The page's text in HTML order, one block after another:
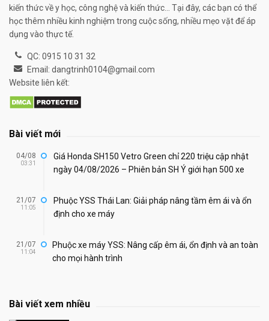
kiến thức về y học, công nghệ và kiến thức... Tại đây, các bạn có thể
học thêm nhiều kinh nghiệm trong cuộc sống, nhiều mẹo vặt để áp
dụng vào thực tế.
QC: 0915 10 31 32
Email: dangtrinh0104@gmail.com
Website liên kết:
Bài viết mới
04/08
03:31
Giá Honda SH150 Vetro Green chỉ 220 triệu cập nhật
ngày 04/08/2026 – Phiên bản SH Ý giới hạn 500 xe
21/07
11:05
Phuộc YSS Thái Lan: Giải pháp nâng tầm êm ái và ổn
định cho xe máy
21/07
11:04
Phuộc xe máy YSS: Nâng cấp êm ái, ổn định và an toàn
cho mọi hành trình
Bài viết xem nhiều